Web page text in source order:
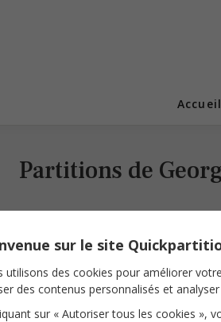
Accueil
Partitions de
sur le site
utilisons des cookies pour améliorer
des contenus personnalisés et
sur « Autoriser tous les cookies »,